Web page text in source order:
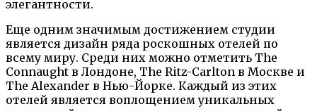
элегантности.
Еще одним значимым достижением студии
является дизайн ряда роскошных отелей по
всему миру. Среди них можно отметить The
Connaught в Лондоне, The Ritz-Carlton в Москве и
The Alexander в Нью-Йорке. Каждый из этих
отелей является воплощением уникальных